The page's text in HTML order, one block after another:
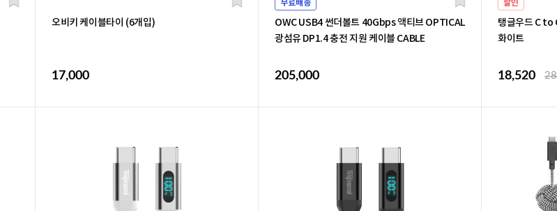
오비키 케이블타이 (6개입)
17,000
무료배송
OWC USB4 썬더볼트 40Gbps 액티브 OPTICAL
광섬유 DP1.4 충전 지원 케이블 CABLE
205,000
할인
탱글우드 C to
화이트
18,520